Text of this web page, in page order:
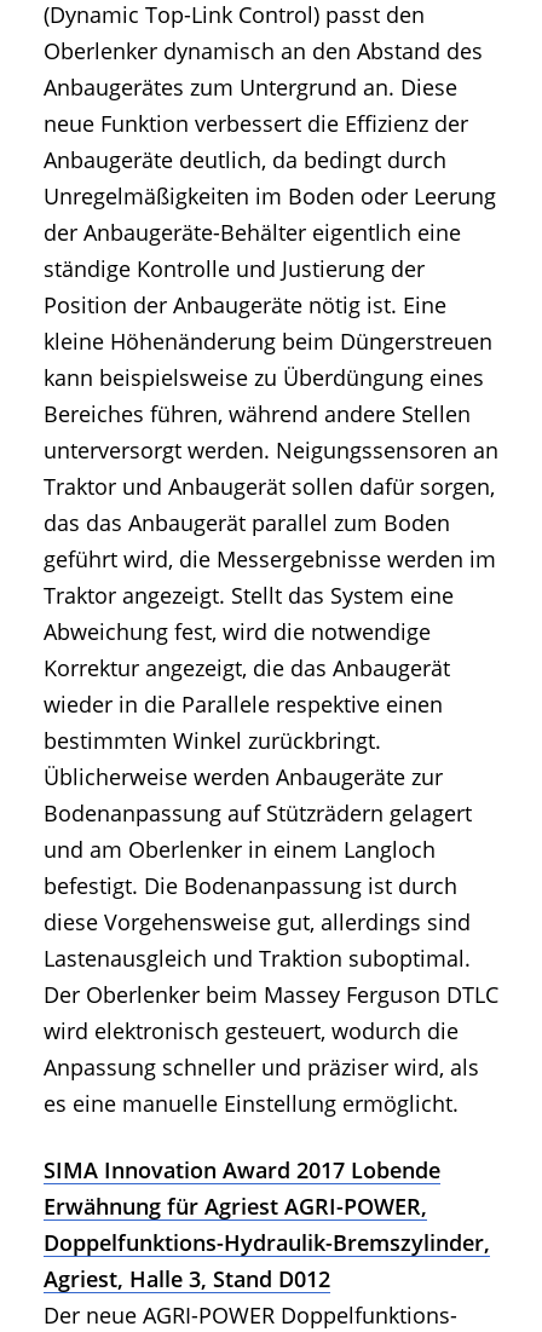
(Dynamic Top-Link Control) passt den
Oberlenker dynamisch an den Abstand des
Anbaugerätes zum Untergrund an. Diese
neue Funktion verbessert die Effizienz der
Anbaugeräte deutlich, da bedingt durch
Unregelmäßigkeiten im Boden oder Leerung
der Anbaugeräte-Behälter eigentlich eine
ständige Kontrolle und Justierung der
Position der Anbaugeräte nötig ist. Eine
kleine Höhenänderung beim Düngerstreuen
kann beispielsweise zu Überdüngung eines
Bereiches führen, während andere Stellen
unterversorgt werden. Neigungssensoren an
Traktor und Anbaugerät sollen dafür sorgen,
das das Anbaugerät parallel zum Boden
geführt wird, die Messergebnisse werden im
Traktor angezeigt. Stellt das System eine
Abweichung fest, wird die notwendige
Korrektur angezeigt, die das Anbaugerät
wieder in die Parallele respektive einen
bestimmten Winkel zurückbringt.
Üblicherweise werden Anbaugeräte zur
Bodenanpassung auf Stützrädern gelagert
und am Oberlenker in einem Langloch
befestigt. Die Bodenanpassung ist durch
diese Vorgehensweise gut, allerdings sind
Lastenausgleich und Traktion suboptimal.
Der Oberlenker beim Massey Ferguson DTLC
wird elektronisch gesteuert, wodurch die
Anpassung schneller und präziser wird, als
es eine manuelle Einstellung ermöglicht.
SIMA Innovation Award 2017 Lobende
Erwähnung für Agriest AGRI-POWER,
Doppelfunktions-Hydraulik-Bremszylinder,
Agriest, Halle 3, Stand D012
Der neue AGRI-POWER Doppelfunktions-